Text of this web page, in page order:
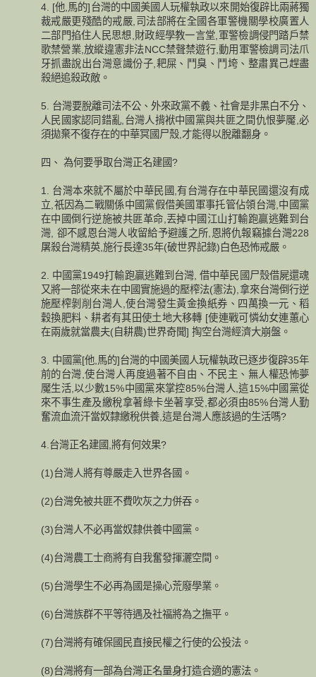
4. [他,馬的]台灣的中國美國人玩權執政以來開始復辟比兩蔣獨
裁戒嚴更殘酷的戒嚴,司法部將在全國各軍警機關學校廣置人
二部門掐住人民思想,財政經學教一言堂,軍警檢調侵門踏戶禁
歌禁營業,放縱違憲非法NCC禁聲禁遊行,動用軍警檢調司法爪
牙抓盡說出台灣意識份子,耙屎、鬥臭、鬥垮、整肅異己趕盡
殺絕追殺政敵。
5. 台灣要脫離司法不公、外來政黨不義、社會是非黑白不分、
人民國家認同錯亂,台灣人揹袱中國黨與共匪之間仇恨夢魘,必
須拋棄不復存在的中華冥國尸殼,才能得以脫離翻身。
四、 為何要爭取台灣正名建國?
1. 台灣本來就不屬於中華民國,有台灣存在中華民國還沒有成
立,祇因為二戰關係中國黨假借美國軍事托管佔領台灣,中國黨
在中國倒行逆施被共匪革命,丟掉中國江山打輸跑贏逃難到台
灣, 卻不感恩台灣人收留給予避護之所,恩將仇報竊據台灣228
屠殺台灣精英,施行長達35年(破世界記錄)白色恐怖戒嚴。
2. 中國黨1949打輸跑贏逃難到台灣, 借中華民國尸殼借屍還魂
又將一部從來未在中國實施過的壓榨法(憲法),拿來台灣倒行逆
施壓榨剝削台灣人,使台灣發生黃金換紙券、四萬換一元、稻
穀換肥料、耕者有其田使土地大移轉 [使連戰可憐幼女連蕙心
在兩歲就當農夫(自耕農)世界奇聞] 掏空台灣經濟大崩盤。
3. 中國黨[他,馬的]台灣的中國美國人玩權執政已逐步復辟35年
前的台灣,使台灣人再度過著不自由、不民主、無人權恐怖夢
魘生活,以少數15%中國黨來掌控85%台灣人,這15%中國黨從
來不事生產及繳稅拿著綠卡坐著享受,都必須由85%台灣人勤
奮流血流汗當奴隸繳稅供養,這是台灣人應該過的生活嗎?
4.台灣正名建國,將有何效果?
(1)台灣人將有尊嚴走入世界各國。
(2)台灣免被共匪不費吹灰之力併吞。
(3)台灣人不必再當奴隸供養中國黨。
(4)台灣農工士商將有自我奮發揮灑空間。
(5)台灣學生不必再為國是操心荒廢學業。
(6)台灣族群不平等待遇及社福將為之撫平。
(7)台灣將有確保國民直接民權之行使的公投法。
(8)台灣將有一部為台灣正名量身打造合適的憲法。